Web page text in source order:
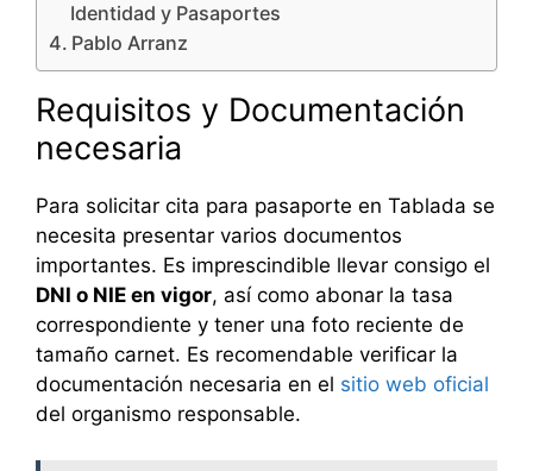
Identidad y Pasaportes
Pablo Arranz
Requisitos y Documentación
necesaria
Para solicitar cita para pasaporte en Tablada se
necesita presentar varios documentos
importantes. Es imprescindible llevar consigo el
DNI o NIE en vigor, así como abonar la tasa
correspondiente y tener una foto reciente de
tamaño carnet. Es recomendable verificar la
documentación necesaria en el sitio web oficial
del organismo responsable.